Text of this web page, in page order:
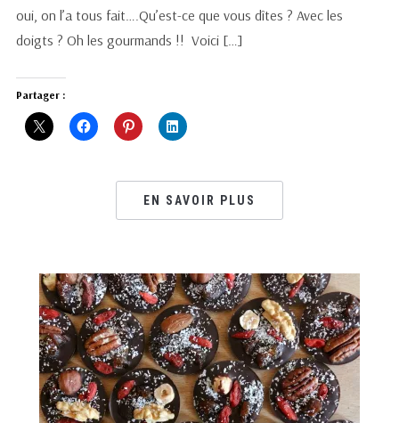
oui, on l’a tous fait….Qu’est-ce que vous dîtes ? Avec les
doigts ? Oh les gourmands !! Voici […]
Partager :
EN SAVOIR PLUS